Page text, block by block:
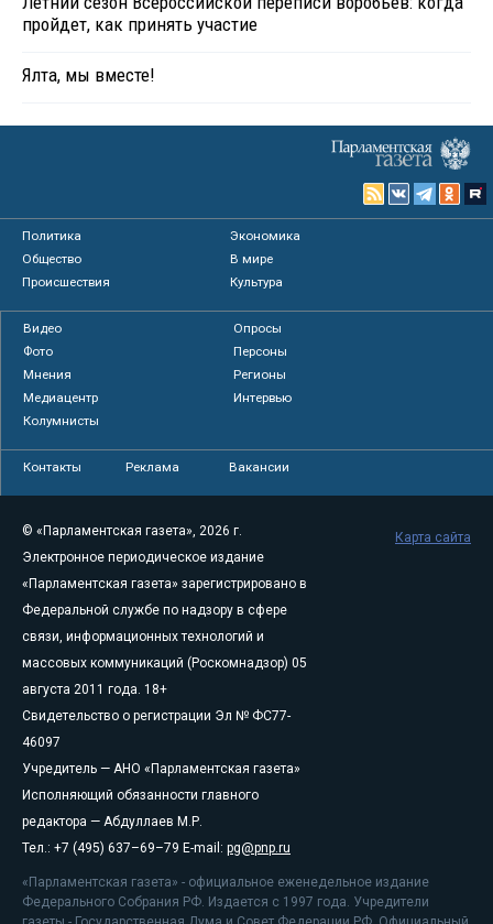
пройдет, как принять участие
Ялта, мы вместе!
Политика
Экономика
Общество
В мире
Происшествия
Культура
Видео
Опросы
Фото
Персоны
Мнения
Регионы
Медиацентр
Интервью
Колумнисты
Контакты Реклама Вакансии
© «Парламентская газета», 2026 г.
Электронное периодическое издание
«Парламентская газета» зарегистрировано в
Федеральной службе по надзору в сфере
связи, информационных технологий и
массовых коммуникаций (Роскомнадзор) 05
августа 2011 года. 18+
Свидетельство о регистрации Эл № ФС77-
46097
Учредитель — АНО «Парламентская газета»
Исполняющий обязанности главного
редактора — Абдуллаев М.Р.
Тел.: +7 (495) 637–69–79 E-mail: pg@pnp.ru
«Парламентская газета» - официальное еженедельное издание
Федерального Собрания РФ. Издается с 1997 года. Учредители
Карта сайта